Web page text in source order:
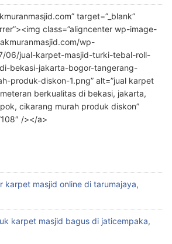
target=”_blank”
class=”aligncenter wp-image-
wp-
06/jual-karpet-masjid-turki-tebal-roll-
bekasi-jakarta-bogor-tangerang-
produk-diskon-1.png” alt=”jual karpet
berkualitas di bekasi, jakarta,
cikarang murah produk diskon”
/></a>
masjid online di tarumajaya,
karpet masjid bagus di jaticempaka,